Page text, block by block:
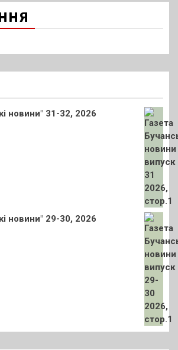
новини" 31-32, 2026
новини" 29-30, 2026